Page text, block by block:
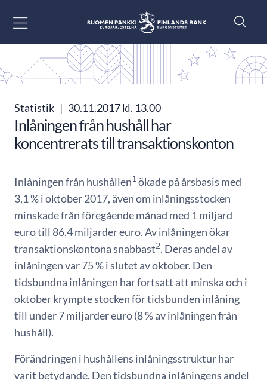
Statistik | 30.11.2017 kl. 13.00
Inlåningen från hushåll har
koncentrerats till transaktionskonton
Inlåningen från hushållen1ökade på årsbasis med
3,1 % i oktober 2017, även om inlåningsstocken
minskade från föregående månad med 1 miljard
euro till 86,4 miljarder euro. Av inlåningen ökar
transak­tionskontona snabbast2. Deras andel av
inlåningen var 75 % i slutet av oktober. Den
tidsbundna inlåningen har fortsatt att minska och i
oktober krympte stocken för tidsbunden inlåning
till under 7 miljarder euro (8 % av inlåningen från
hushåll).
Förändringen i hushållens inlåningsstruktur har
varit betydande. Den tidsbundna inlåningens andel